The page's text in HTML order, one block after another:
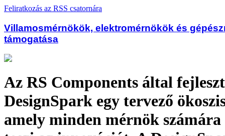
Feliratkozás az RSS csatornára
Villamosmérnökök, elektromérnökök és
támogatása
Az RS Components által
DesignSpark egy tervező
amely minden mérnök számára